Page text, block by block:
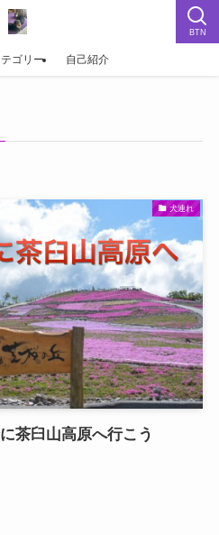
BTN
ゴリー 自己紹介
犬連れ
茶臼山高原へ行こう